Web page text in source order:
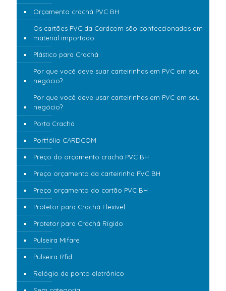
Orçamento crachá PVC BH
Os cartões PVC da Cardcom são confeccionados em
material importado
Plástico para Crachá
Por que você deve suar carteirinhas em PVC em seu
negócio?
Por que você deve usar carteirinhas em PVC em seu
negócio?
Porta Crachá
Portfólio CARDCOM
Preço do orçamento crachá PVC BH
Preço orçamento da carteirinha PVC BH
Preço orçamento do cartão PVC BH
Protetor para Crachá Flexível
Protetor para Crachá Rígido
Pulseira Mifare
Pulseira Rfid
Relógio de ponto eletrônico